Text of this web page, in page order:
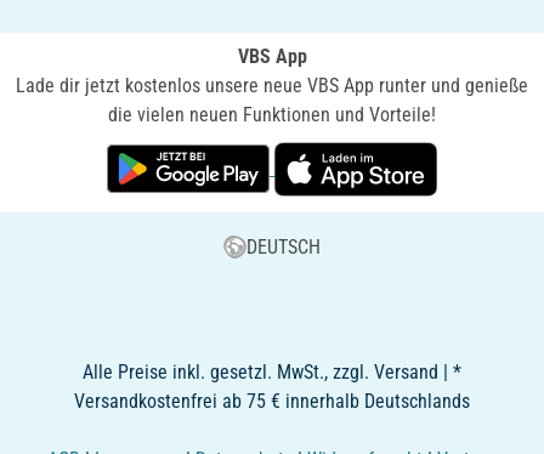
VBS App
Lade dir jetzt kostenlos unsere neue VBS App runter und genieße
die vielen neuen Funktionen und Vorteile!
DEUTSCH
Alle Preise inkl. gesetzl. MwSt., zzgl. Versand | *
Versandkostenfrei ab 75 € innerhalb Deutschlands